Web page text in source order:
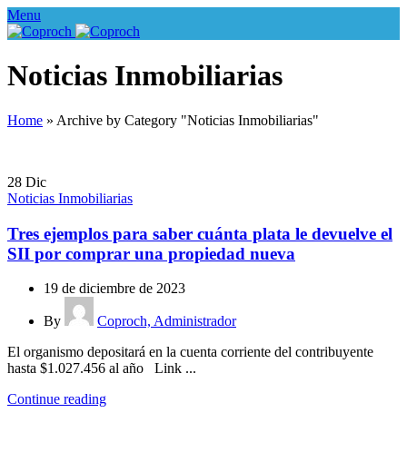
Menu
Noticias Inmobiliarias
Home » Archive by Category "Noticias Inmobiliarias"
28 Dic
Noticias Inmobiliarias
Tres ejemplos para saber cuánta plata le devuelve el
SII por comprar una propiedad nueva
19 de diciembre de 2023
By
Coproch, Administrador
El organismo depositará en la cuenta corriente del contribuyente
hasta $1.027.456 al año Link ...
Continue reading